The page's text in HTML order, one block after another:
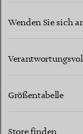
Wenden Sie sich
Größentabelle